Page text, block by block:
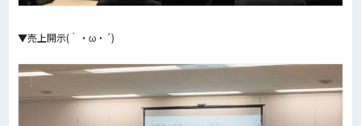
▼売上開示(｀・ω・´)